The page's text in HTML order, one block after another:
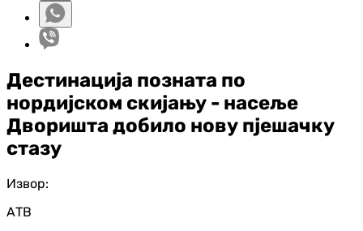
Дестинација позната по
нордијском скијању - насеље
Дворишта добило нову пјешачку
стазу
Извор:
АТВ